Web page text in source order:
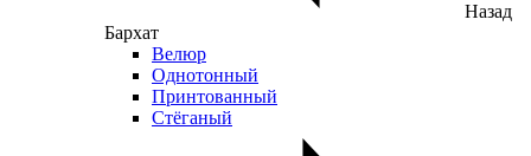
Назад
Бархат
Велюр
Однотонный
Принтованный
Стёганый